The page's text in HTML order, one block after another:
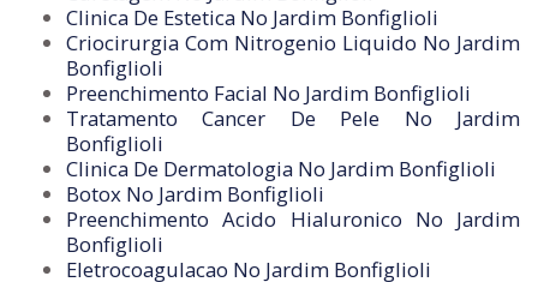
Clinica De Estetica No Jardim Bonfiglioli
Criocirurgia Com Nitrogenio Liquido No Jardim
Bonfiglioli
Preenchimento Facial No Jardim Bonfiglioli
Tratamento Cancer De Pele No Jardim
Bonfiglioli
Clinica De Dermatologia No Jardim Bonfiglioli
Botox No Jardim Bonfiglioli
Preenchimento Acido Hialuronico No Jardim
Bonfiglioli
Eletrocoagulacao No Jardim Bonfiglioli